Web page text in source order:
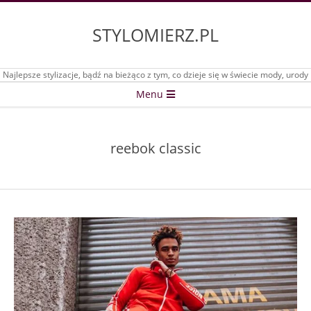
STYLOMIERZ.PL
Najlepsze stylizacje, bądź na bieżąco z tym, co dzieje się w świecie mody, urody
Menu
reebok classic